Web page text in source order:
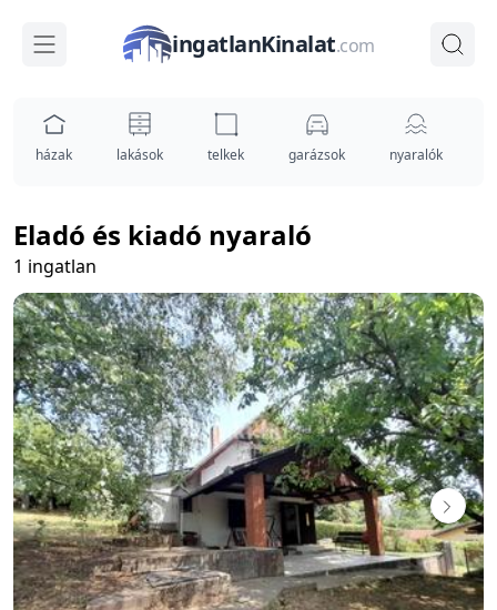
ingatlanKinalat.com
házak lakások telkek garázsok nyaralók
Eladó és kiadó nyaraló
1 ingatlan